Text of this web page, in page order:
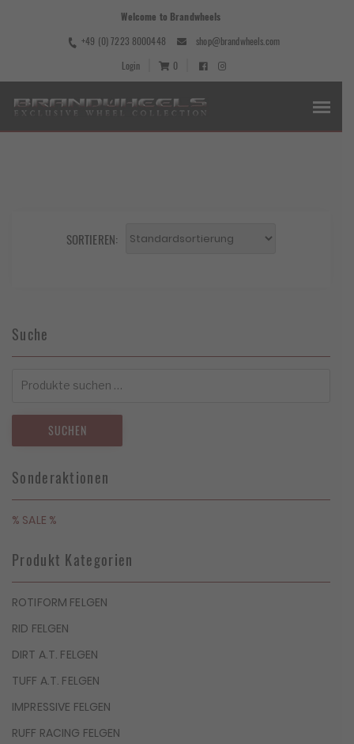
Welcome to Brandwheels
+49 (0) 7223 8000448
shop@brandwheels.com
Login
0
SORTIEREN:
Suche
nach:
SUCHEN
Sonderaktionen
% SALE %
Produkt Kategorien
ROTIFORM FELGEN
RID FELGEN
DIRT A.T. FELGEN
TUFF A.T. FELGEN
IMPRESSIVE FELGEN
RUFF RACING FELGEN